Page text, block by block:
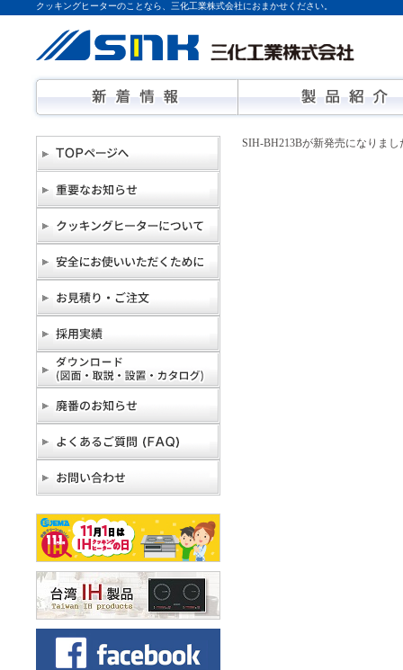
クッキングヒーターのことなら、三化工業株式会社におまかせください。
SIH-BH213Bが新発売になりまし